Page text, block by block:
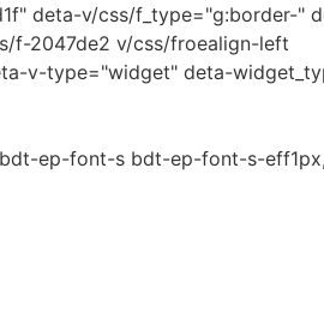
deta-v/css/f_type="g:border-"
f-2047de2 v/css/froealign-left
v-type="widget" deta-
ep-font-s bdt-ep-font-s-